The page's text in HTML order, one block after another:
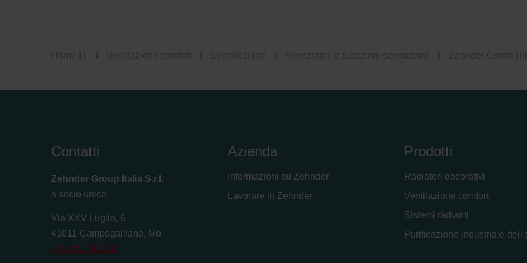
Zehnder Group UK Limited: Privacy Policy
Contatti
Zehnder Group Italia S.r.l.
a socio unico
Via XXV Luglio, 6
41011 Campogalliano, Mo
T 059 9786 200
Azienda
Informazioni su Zehnder
Lavorare in Zehnder
Prodotti
Radiatori decorativi
Ventilazione comfort
Sistemi radianti
Purificazione industriale